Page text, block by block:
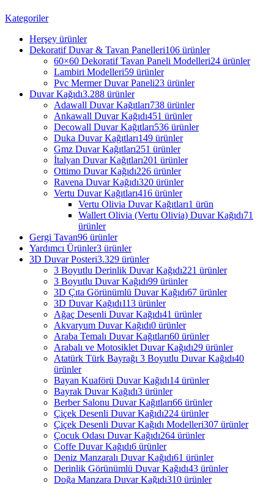
Kategoriler
Herşey ürünler
Dekoratif Duvar & Tavan Panelleri106 ürünler
60×60 Dekoratif Tavan Paneli Modelleri24 ürünler
Lambiri Modelleri59 ürünler
Pvc Mermer Duvar Paneli23 ürünler
Duvar Kağıdı3.288 ürünler
Adawall Duvar Kağıtları738 ürünler
Ankawall Duvar Kağıdı451 ürünler
Decowall Duvar Kağıtları536 ürünler
Duka Duvar Kağıtları149 ürünler
Gmz Duvar Kağıtları251 ürünler
İtalyan Duvar Kağıtları201 ürünler
Ottimo Duvar Kağıdı226 ürünler
Ravena Duvar Kağıdı320 ürünler
Vertu Duvar Kağıtları416 ürünler
Vertu Olivia Duvar Kağıtları1 ürün
Wallert Olivia (Vertu Olivia) Duvar Kağıdı71
ürünler
Gergi Tavan96 ürünler
Yardımcı Ürünler3 ürünler
3D Duvar Posteri3.329 ürünler
3 Boyutlu Derinlik Duvar Kağıdı221 ürünler
3 Boyutlu Duvar Kağıdı99 ürünler
3D Çıta Görünümlü Duvar Kağıdı67 ürünler
3D Duvar Kağıdı113 ürünler
Ağaç Desenli Duvar Kağıdı41 ürünler
Akvaryum Duvar Kağıdı0 ürünler
Araba Temalı Duvar Kağıtları60 ürünler
Arabalı ve Motosiklet Duvar Kağıdı29 ürünler
Atatürk Türk Bayrağı 3 Boyutlu Duvar Kağıdı40
ürünler
Bayan Kuaförü Duvar Kağıdı14 ürünler
Bayrak Duvar Kağıdı3 ürünler
Berber Salonu Duvar Kağıtları66 ürünler
Çiçek Desenli Duvar Kağıdı224 ürünler
Çiçek Desenli Duvar Kağıdı Modelleri307 ürünler
Çocuk Odası Duvar Kağıdı264 ürünler
Coffe Duvar Kağıdı6 ürünler
Deniz Manzaralı Duvar Kağıdı61 ürünler
Derinlik Görünümlü Duvar Kağıdı43 ürünler
Doğa Manzara Duvar Kağıdı310 ürünler